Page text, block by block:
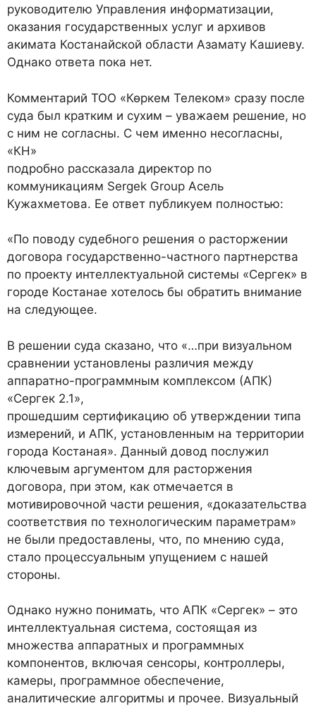
руководителю Управления информатизации,
оказания государственных услуг и архивов
акимата Костанайской области Азамату Кашиеву.
Однако ответа пока нет.
Комментарий ТОО «Көркем Телеком» сразу после
суда был кратким и сухим – уважаем решение, но
с ним не согласны. С чем именно несогласны,
«КН»
подробно рассказала директор по
коммуникациям Sergek Group Асель
Кужахметова. Ее ответ публикуем полностью:
«По поводу судебного решения о расторжении
договора государственно-частного партнерства
по проекту интеллектуальной системы «Сергек» в
городе Костанае хотелось бы обратить внимание
на следующее.
В решении суда сказано, что «…при визуальном
сравнении установлены различия между
аппаратно-программным комплексом (АПК)
«Сергек 2.1»,
прошедшим сертификацию об утверждении типа
измерений, и АПК, установленным на территории
города Костаная». Данный довод послужил
ключевым аргументом для расторжения
договора, при этом, как отмечается в
мотивировочной части решения, «доказательства
соответствия по технологическим параметрам»
не были предоставлены, что, по мнению суда,
стало процессуальным упущением с нашей
стороны.
Однако нужно понимать, что АПК «Сергек» – это
интеллектуальная система, состоящая из
множества аппаратных и программных
компонентов, включая сенсоры, контроллеры,
камеры, программное обеспечение,
аналитические алгоритмы и прочее. Визуальный